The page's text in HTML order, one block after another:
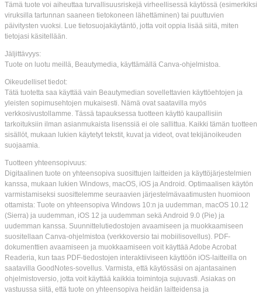
Tämä tuote voi aiheuttaa turvallisuusriskejä virheellisessä käytössä (esimerkiksi
viruksilla tartunnan saaneen tietokoneen lähettäminen) tai puuttuvien
päivitysten vuoksi. Lue tietosuojakäytäntö, jotta voit oppia lisää siitä, miten
tietojasi käsitellään.
Jäljittävyys:
Tuote on luotu meillä, Beautymedia, käyttämällä Canva-ohjelmistoa.
Oikeudelliset tiedot:
Tätä tuotetta saa käyttää vain Beautymedian sovellettavien käyttöehtojen ja
yleisten sopimusehtojen mukaisesti. Nämä ovat saatavilla myös
verkkosivustollamme. Tässä tapauksessa tuotteen käyttö kaupallisiin
tarkoituksiin ilman asianmukaista lisenssiä ei ole sallittua. Kaikki tämän tuotteen
sisällöt, mukaan lukien käytetyt tekstit, kuvat ja videot, ovat tekijänoikeuden
suojaamia.
Tuotteen yhteensopivuus:
Digitaalinen tuote on yhteensopiva suosittujen laitteiden ja käyttöjärjestelmien
kanssa, mukaan lukien Windows, macOS, iOS ja Android. Optimaalisen käytön
varmistamiseksi suosittelemme seuraavien järjestelmävaatimusten huomioon
ottamista: Tuote on yhteensopiva Windows 10:n ja uudemman, macOS 10.12
(Sierra) ja uudemman, iOS 12 ja uudemman sekä Android 9.0 (Pie) ja
uudemman kanssa. Suunnittelutiedostojen avaamiseen ja muokkaamiseen
suositellaan Canva-ohjelmistoa (verkkoversio tai mobiilisovellus). PDF-
dokumenttien avaamiseen ja muokkaamiseen voit käyttää Adobe Acrobat
Readeria, kun taas PDF-tiedostojen interaktiiviseen käyttöön iOS-laitteilla on
saatavilla GoodNotes-sovellus. Varmista, että käytössäsi on ajantasainen
ohjelmistoversio, jotta voit käyttää kaikkia toimintoja sujuvasti. Asiakas on
vastuussa siitä, että tuote on yhteensopiva heidän laitteidensa ja